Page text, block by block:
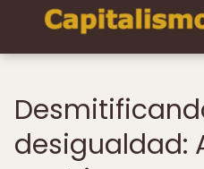
desigualdad: